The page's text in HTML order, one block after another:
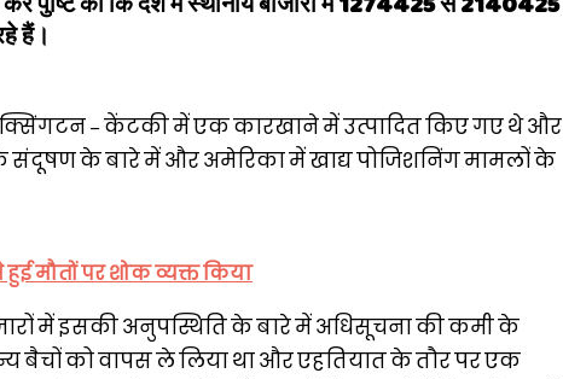
हैं।
– केंटकी में एक कारखाने में उत्पादित किए गए थे और
के बारे में और अमेरिका में खाद्य पोजिशनिंग मामलों के
मौतों पर शोक व्यक्त किया
में इसकी अनुपस्थिति के बारे में अधिसूचना की कमी के
बैचों को वापस ले लिया था और एहतियात के तौर पर एक